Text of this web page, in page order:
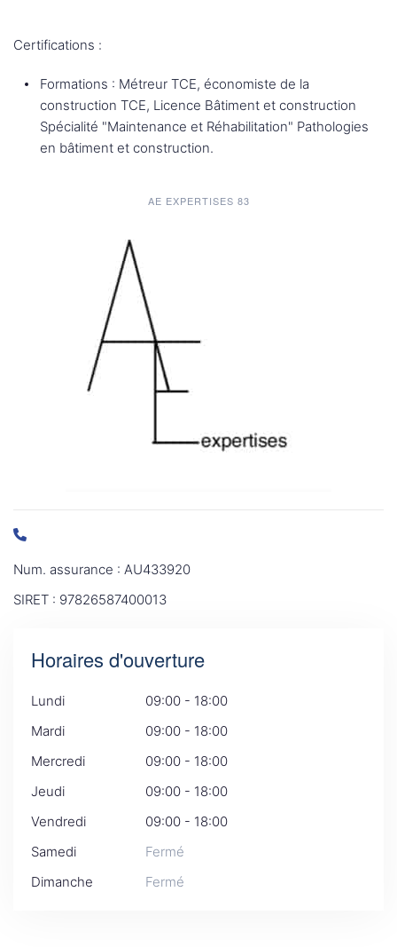
Certifications :
Formations : Métreur TCE, économiste de la
construction TCE, Licence Bâtiment et construction
Spécialité "Maintenance et Réhabilitation" Pathologies
en bâtiment et construction.
AE EXPERTISES 83
Num. assurance : AU433920
SIRET : 97826587400013
Horaires d'ouverture
Lundi
09:00 - 18:00
Mardi
09:00 - 18:00
Mercredi
09:00 - 18:00
Jeudi
09:00 - 18:00
Vendredi
09:00 - 18:00
Samedi
Fermé
Dimanche
Fermé